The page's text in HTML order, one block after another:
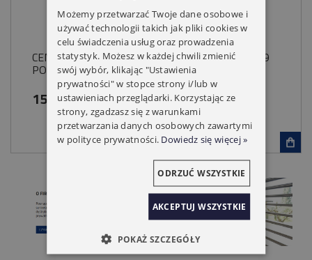
CENTRALKA YOODA AURA 2 KANAŁOWA DC 319
PODTYNKOWA
159,00 zł
Możemy przetwarzać Twoje dane osobowe i
używać technologii takich jak pliki cookies w
celu świadczenia usług oraz prowadzenia
statystyk. Możesz w każdej chwili zmienić
swój wybór, klikając "Ustawienia
prywatności" w stopce strony i/lub w
ustawieniach przeglądarki. Korzystając ze
strony, zgadzasz się z warunkami
przetwarzania danych osobowych zawartymi
w polityce prywatności. Dowiedz się więcej »
AKCEPTUJ WSZYSTKIE
ODRZUĆ WSZYSTKIE
POKAŻ SZCZEGÓŁY